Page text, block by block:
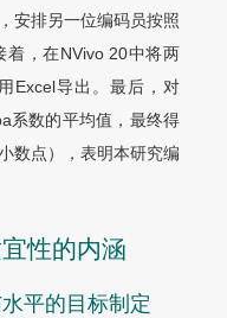
安排另一位编码员按照
着，在NVivo 20中将两
Excel导出。最后，对
系数的平均值，最终得
数点），表明本研究编
性的内涵
平的目标制定